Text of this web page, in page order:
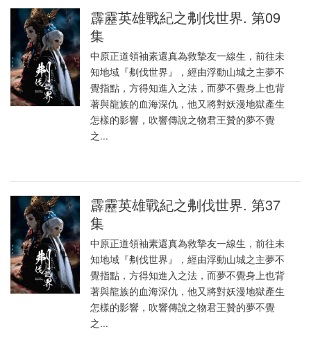
霹靂英雄戰紀之刜伐世界. 第09
集
中原正道領袖素還真為救摯友一線生，前往未
知地域『刜伐世界』，經由浮動山城之主夢不
覺指點，方得知進入之法，而夢不覺身上也背
著與龍族的血海深仇，他又將對妖漫地獄產生
怎樣的影響，吹響傳說之物君王贊的夢不覺
之...
霹靂英雄戰紀之刜伐世界. 第37
集
中原正道領袖素還真為救摯友一線生，前往未
知地域『刜伐世界』，經由浮動山城之主夢不
覺指點，方得知進入之法，而夢不覺身上也背
著與龍族的血海深仇，他又將對妖漫地獄產生
怎樣的影響，吹響傳說之物君王贊的夢不覺
之...